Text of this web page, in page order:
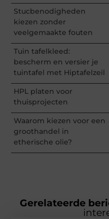
Stucbenodigheden
kiezen zonder
veelgemaakte fouten
Tuin tafelkleed:
bescherm en versier je
tuintafel met Hiptafelzeil
HPL platen voor
thuisprojecten
Waarom kiezen voor een
groothandel in
etherische olie?
Gerelateerde